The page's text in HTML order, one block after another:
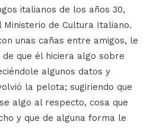
italianos de los años 30,
de Cultura Italiano.
unas cañas entre amigos, le
que él hiciera algo sobre
algunos datos y
la pelota; sugiriendo que
algo al respecto, cosa que
y que de alguna forma le